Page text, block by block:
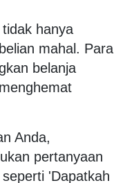
hanya
mahal. Para
belanja
Anda,
pertanyaan
'Dapatkah